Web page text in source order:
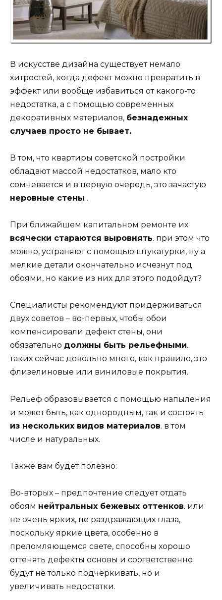
В искусстве дизайна существует немало
хитростей, когда дефект можно превратить в
эффект или вообще избавиться от какого-то
недостатка, а с помощью современных
декоративных материалов, безнадежных
случаев просто не бывает.
В том, что квартиры советской постройки
обладают массой недостатков, мало кто
сомневается и в первую очередь, это зачастую
неровные стены .
При ближайшем капитальном ремонте их
всячески стараются выровнять. при этом что
можно, устраняют с помощью штукатурки, ну а
мелкие детали окончательно исчезнут под
обоями, но какие из них для этого подойдут?
Специалисты рекомендуют придерживаться
двух советов – во-первых, чтобы обои
компенсировали дефект стены, они
обязательно должны быть рельефными.
таких сейчас довольно много, как правило, это
флизелиновые или виниловые покрытия.
Рельеф образовывается с помощью напыления
и может быть, как однородным, так и состоять
из нескольких видов материалов. в том
числе и натуральных.
Также вам будет полезно:
Во-вторых – предпочтение следует отдать
обоям нейтральных бежевых оттенков. или
не очень ярких, не раздражающих глаза,
поскольку яркие цвета, особенно в
преломляющемся свете, способны хорошо
оттенять дефекты основы и соответственно
будут не только подчеркивать, но и
увеличивать недостатки.